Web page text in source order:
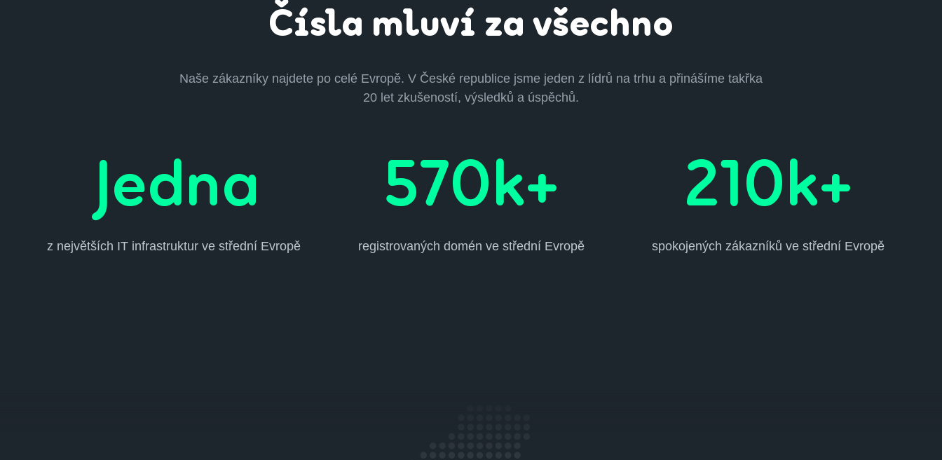
Čísla mluví za všechno
Naše zákazníky najdete po celé Evropě. V České republice jsme jeden z lídrů na trhu a přinášíme takřka
20 let zkušeností, výsledků a úspěchů.
Jedna
z největších IT infrastruktur ve střední Evropě
570k+
registrovaných domén ve střední Evropě
210k+
spokojených zákazníků ve střední Evropě